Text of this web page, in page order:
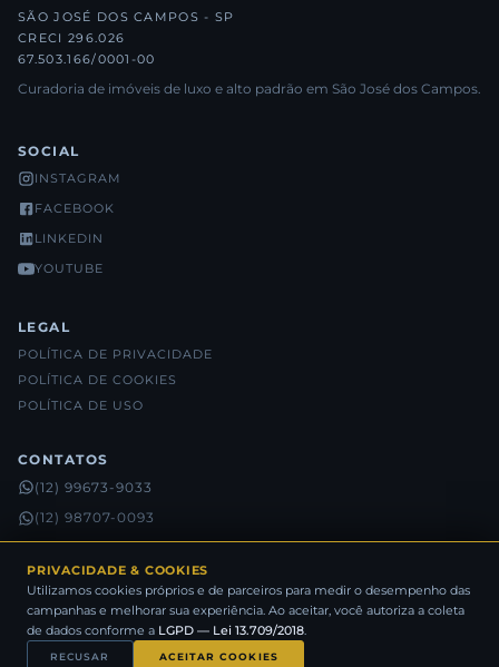
SÃO JOSÉ DOS CAMPOS - SP
CRECI 296.026
67.503.166/0001-00
Curadoria de imóveis de luxo e alto padrão em São José dos Campos.
SOCIAL
INSTAGRAM
FACEBOOK
LINKEDIN
YOUTUBE
LEGAL
POLÍTICA DE PRIVACIDADE
POLÍTICA DE COOKIES
POLÍTICA DE USO
CONTATOS
(12) 99673-9033
(12) 98707-0093
(12) 98815-5632
® SANOME NEGÓCIOS IMOBILIÁRIOS 2026 - TODOS OS DIREITOS
RESERVADOS
PRIVACIDADE & COOKIES
Utilizamos cookies próprios e de parceiros para medir o desempenho das
campanhas e melhorar sua experiência. Ao aceitar, você autoriza a coleta
de dados conforme a LGPD — Lei 13.709/2018.
RECUSAR ACEITAR COOKIES